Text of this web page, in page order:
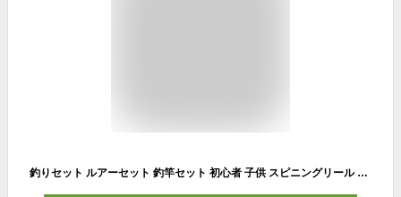
釣りセット ルアーセット 釣竿セット 初心者 子供 スピニングリール 海釣り 投げ釣り 釣り具 釣り竿セット 釣具セット コンパクト リール付きロッド ルアー ライン付 釣りバッグ付き